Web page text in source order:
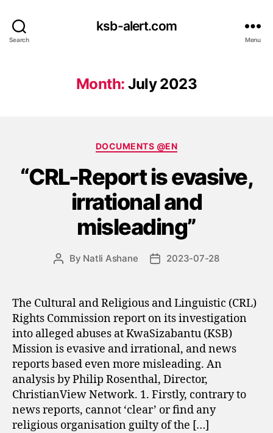
Search
ksb-alert.com
Menu
Month: July 2023
Categories
DOCUMENTS @EN
“CRL-Report is evasive,
irrational and
misleading”
Post
By Natli Ashane
Post2023-07-28
The Cultural and Religious and Linguistic (CRL)
Rights Commission report on its investigation
into alleged abuses at KwaSizabantu (KSB)
Mission is evasive and irrational, and news
reports based even more misleading. An
analysis by Philip Rosenthal, Director,
ChristianView Network. 1. Firstly, contrary to
news reports, cannot ‘clear’ or find any
religious organisation guilty of the […]